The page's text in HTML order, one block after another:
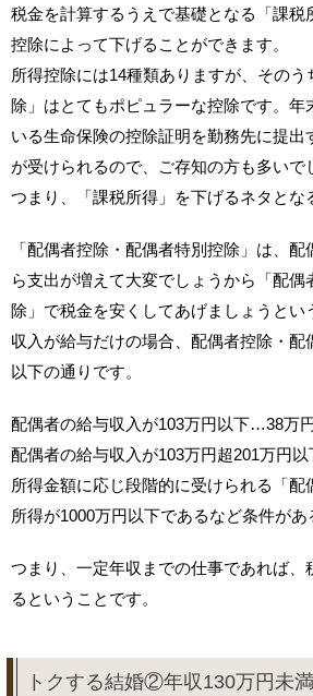
税金を計算するうえで基礎となる「課税
控除によって下げることができます。
所得控除には14種類ありますが、その
除」はとてもポピュラーな控除です。年
いる生命保険の控除証明を勤務先に提出
が受けられるので、ご存知の方も多いで
つまり、「課税所得」を下げるネタとな
「配偶者控除・配偶者特別控除」は、
ら支出が増えて大変でしょうから「配偶
除」で税金を安くしてあげましょうとい
収入が給与だけの場合、配偶者控除・配
以下の通りです。
配偶者の給与収入が103万円以下…38万
配偶者の給与収入が103万円超201万円
所得金額に応じ段階的に受けられる「
所得が1000万円以下であるなど条件があ
つまり、一定年収までの仕事であれば、
るということです。
トクする結婚②年収130万円未